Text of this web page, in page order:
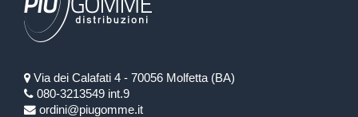
Via dei Calafati 4 - 70056 Molfetta (BA)
080-3213549 int.9
ordini@piugomme.it